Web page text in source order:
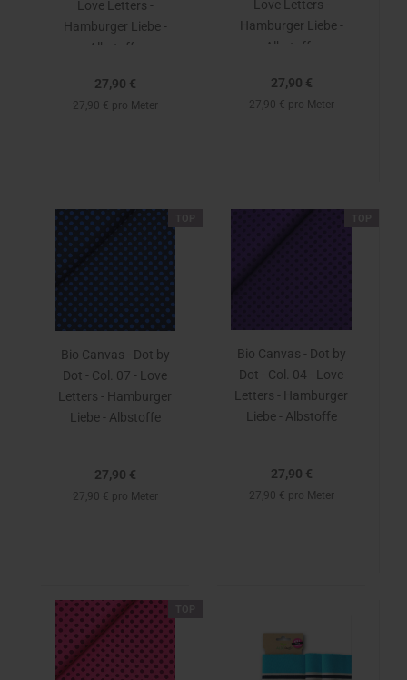
Love Letters -
Hamburger Liebe -
Albstoffe
27,90 €
27,90 € pro Meter
Love Letters -
Hamburger Liebe -
Albstoffe
27,90 €
27,90 € pro Meter
Bio Canvas - Dot by
Dot - Col. 07 - Love
Letters - Hamburger
Liebe - Albstoffe
27,90 €
27,90 € pro Meter
Bio Canvas - Dot by
Dot - Col. 04 - Love
Letters - Hamburger
Liebe - Albstoffe
27,90 €
27,90 € pro Meter